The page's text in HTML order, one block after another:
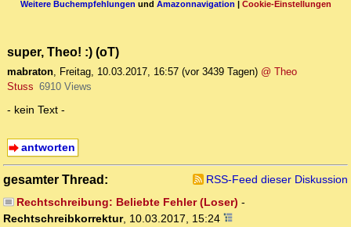
Weitere Buchempfehlungen und Amazonnavigation | Cookie-Einstellungen
super, Theo! :) (oT)
mabraton, Freitag, 10.03.2017, 16:57 (vor 3439 Tagen) @ Theo
Stuss 6910 Views
- kein Text -
antworten
gesamter Thread:
RSS-Feed dieser Diskussion
Rechtschreibung: Beliebte Fehler (Loser) -
Rechtschreibkorrektur, 10.03.2017, 15:24